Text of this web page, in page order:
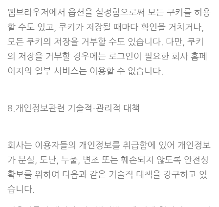
웹브라우저에서 옵션을 설정함으로써 모든 쿠키를 허용
할 수도 있고, 쿠키가 저장될 때마다 확인을 거치거나,
모든 쿠키의 저장을 거부할 수도 있습니다. 다만, 쿠키
의 저장을 거부할 경우에는 로그인이 필요한 회사 홈페
이지의 일부 서비스는 이용할 수 없습니다.
8.개인정보관련 기술적-관리적 대책
회사는 이용자들의 개인정보를 취급함에 있어 개인정보
가 분실, 도난, 누출, 변조 또는 훼손되지 않도록 안전성
확보를 위하여 다음과 같은 기술적 대책을 강구하고 있
습니다.